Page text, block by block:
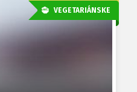
VEGETARIÁNSKE